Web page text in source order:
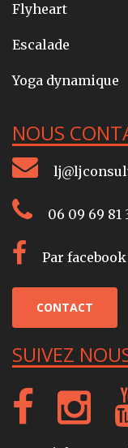
Flyheart
Escalade
Yoga dynamique
NOUS
06 09 69 81
Par facebook
CONTACT
SUIVEZ